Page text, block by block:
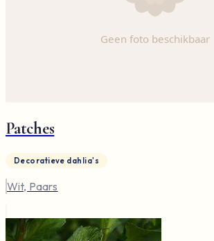
Patches
Decoratieve dahlia's
Wit, Paars